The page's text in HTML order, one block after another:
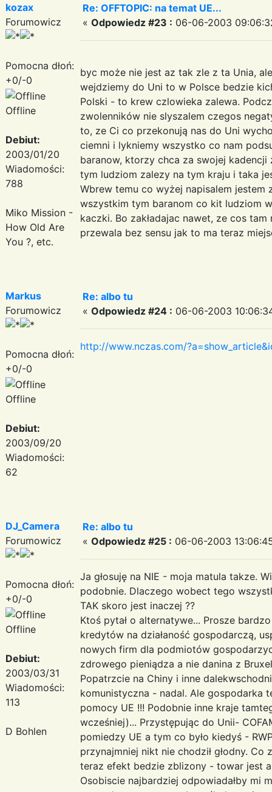
kozax
Forumowicz
Pomocna dłoń:
+0/-0
Offline
Debiut:
2003/01/20
Wiadomości:
788
Miko Mission -
How Old Are
You ?, etc.
Re: OFFTOPIC: na temat UE...
« Odpowiedz #23 : 06-06-2003
byc może nie jest az tak zle z ta Unia,
wejdziemy do Uni to w Polsce bedzie
Polski - to krew czlowieka zalewa.
zwolenników nie slyszalem czegos
to, ze Ci co przekonują nas do Uni
ciemni i lykniemy wszystko co nam
baranow, ktorzy chca za swojej
tym ludziom zalezy na tym kraju i taka
Wbrew temu co wyżej napisalem
wszystkim tym baranom co kit ludziom
kaczki. Bo zakładajac nawet, ze cos
przewala bez sensu jak to ma teraz
Markus
Forumowicz
Pomocna dłoń:
+0/-0
Offline
Debiut:
2003/09/20
Wiadomości:
62
Re: albo tu
« Odpowiedz #24 : 06-06-2003
http://www.nczas.com/
DJ_Camera
Forumowicz
Pomocna dłoń:
+0/-0
Offline
Debiut:
2003/03/31
Wiadomości:
113
D Bohlen
Re: albo tu
« Odpowiedz #25 : 06-06-2003
Ja głosuję na NIE - moja matula takze.
podobnie. Dlaczego wobect tego
TAK skoro jest inaczej ??
Ktoś pytał o alternatywe... Prosze
kredytów na działaność gospodarczą,
nowych firm dla podmiotów
zdrowego pieniądza a nie danina z
Popatrzcie na Chiny i inne
komunistyczna - nadal. Ale gospodarka
pomocy UE !!! Podobnie inne kraje
wcześniej)... Przystępując do Unii-
pomiedzy UE a tym co było kiedyś -
przynajmniej nikt nie chodził głodny.
teraz efekt bedzie zblizony - towar jest
Osobiscie najbardziej odpowiadałby mi